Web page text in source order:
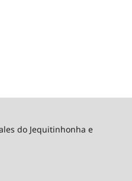
do Jequitinhonha e